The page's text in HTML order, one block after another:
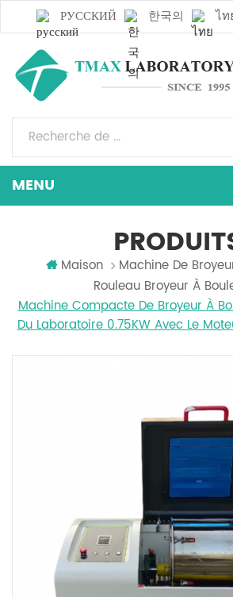
РУССКИЙ 한국의 ไท
Maison
Machine De
Rouleau Broyeur À
Machine Compacte De Broyeur À
Du Laboratoire 0.75KW Avec Le